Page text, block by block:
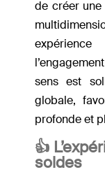
de créer
sens est
globale,
profonde et
👍
soldes